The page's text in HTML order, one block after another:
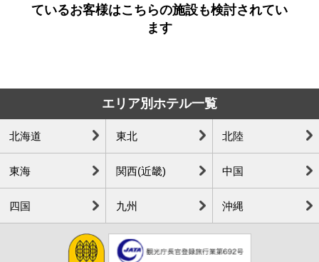
ているお客様はこちらの施設も検討されてい
ます
エリア別ホテル一覧
北海道 東北 北陸
東海 関西(近畿) 中国
四国 九州 沖縄